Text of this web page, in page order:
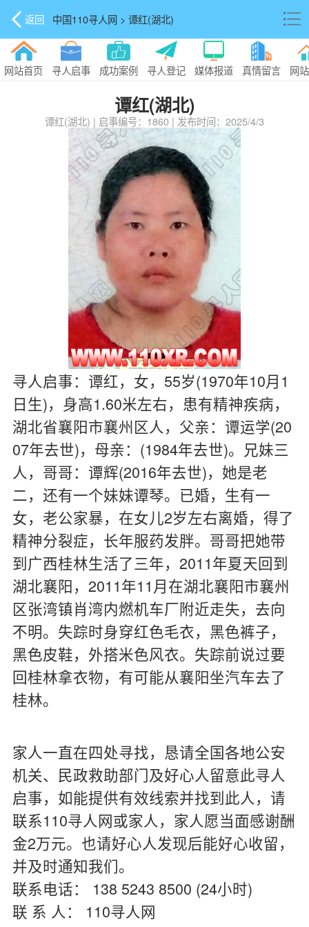
返回 中国110寻人网 > 谭红(湖北)
网站首页 寻人启事 成功案例 寻人登记 媒体报道 真情留言 网
谭红(湖北)
谭红(湖北) | 启事编号：1860 | 发布时间：2025/4/3
寻人启事：谭红，女，55岁(1970年10月1
日生)，身高1.60米左右，患有精神疾病，
湖北省襄阳市襄州区人，父亲：谭运学(20
07年去世)，母亲：(1984年去世)。兄妹三
人，哥哥：谭辉(2016年去世)，她是老
二，还有一个妹妹谭琴。已婚，生有一
女，老公家暴，在女儿2岁左右离婚，得了
精神分裂症，长年服药发胖。哥哥把她带
到广西桂林生活了三年，2011年夏天回到
湖北襄阳，2011年11月在湖北襄阳市襄州
区张湾镇肖湾内燃机车厂附近走失，去向
不明。失踪时身穿红色毛衣，黑色裤子，
黑色皮鞋，外搭米色风衣。失踪前说过要
回桂林拿衣物，有可能从襄阳坐汽车去了
桂林。
家人一直在四处寻找，恳请全国各地公安
机关、民政救助部门及好心人留意此寻人
启事，如能提供有效线索并找到此人，请
联系110寻人网或家人，家人愿当面感谢酬
金2万元。也请好心人发现后能好心收留，
并及时通知我们。
联系电话： 138 5243 8500 (24小时)
联 系 人： 110寻人网